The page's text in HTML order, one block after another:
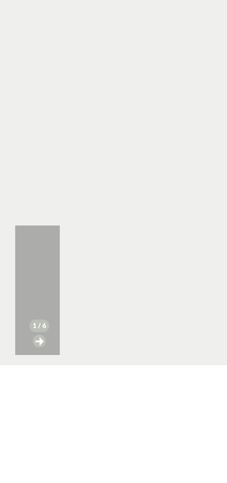
1 / 6